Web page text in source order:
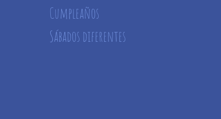
Cumpleaños
Sábados diferentes